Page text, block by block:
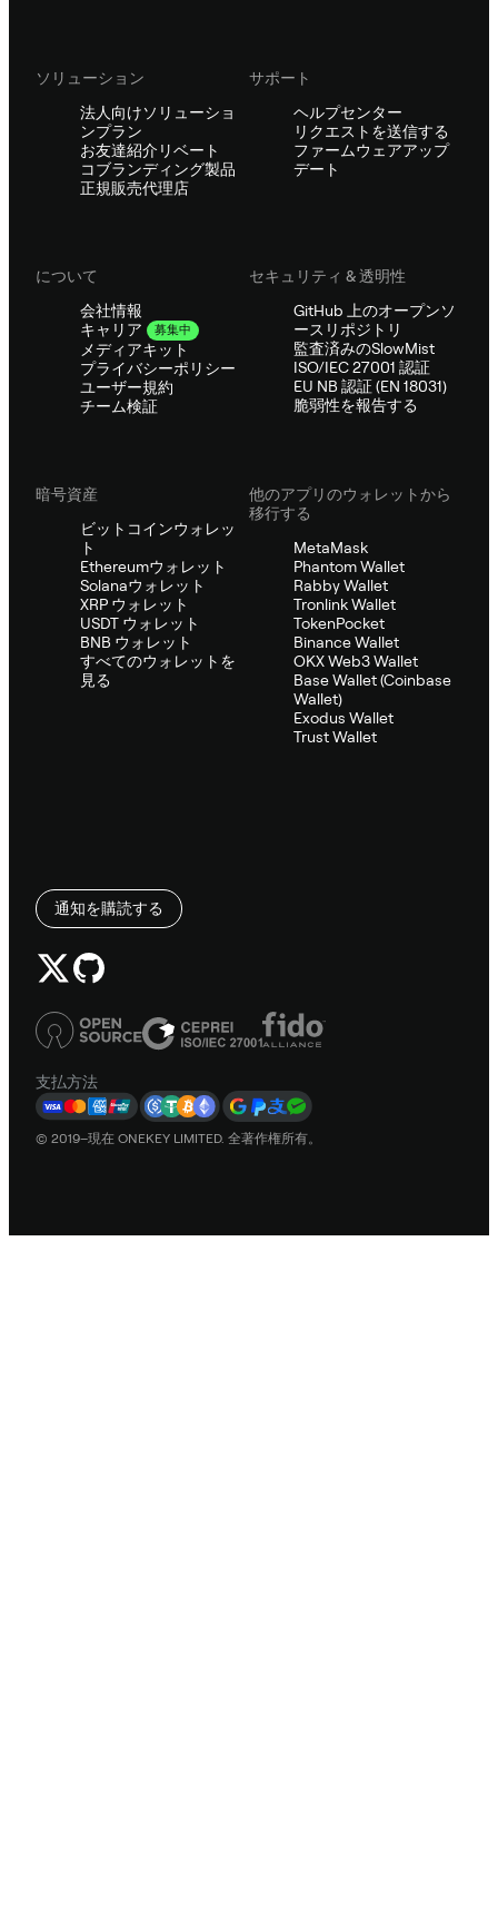
ソリューション
法人向けソリューショ
ンプラン
お友達紹介リベート
コブランディング製品
正規販売代理店
サポート
ヘルプセンター
リクエストを送信する
ファームウェアアップ
デート
について
会社情報
キャリア
募集中
メディアキット
プライバシーポリシー
ユーザー規約
チーム検証
セキュリティ & 透明性
GitHub 上のオープンソ
ースリポジトリ
監査済みのSlowMist
ISO/IEC 27001 認証
EU NB 認証 (EN 18031)
脆弱性を報告する
暗号資産
ビットコインウォレッ
ト
Ethereumウォレット
Solanaウォレット
XRP ウォレット
USDT ウォレット
BNB ウォレット
すべてのウォレットを
見る
他のアプリのウォレットから
移行する
MetaMask
Phantom Wallet
Rabby Wallet
Tronlink Wallet
TokenPocket
Binance Wallet
OKX Web3 Wallet
Base Wallet (Coinbase
Wallet)
Exodus Wallet
Trust Wallet
通知を購読する
支払方法
© 2019–現在 ONEKEY LIMITED. 全著作権所有。